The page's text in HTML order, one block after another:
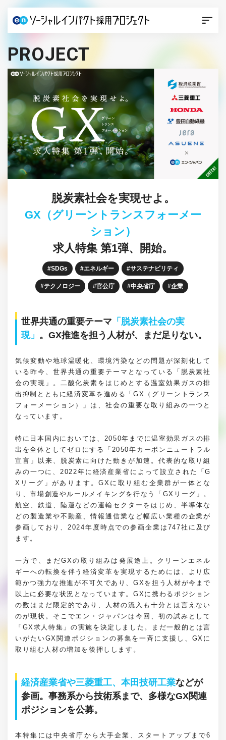
PROJECT
脱炭素社会を実現せよ。
GX（グリーントランスフォーメー
ション）
求人特集 第1弾、開始。
SDGs エネルギー サステナビリティ
テクノロジー 官公庁 中央省庁 企業
世界共通の重要テーマ 「脱炭素社会の実
現」 。GX推進を担う人材が、まだ足りない。
気候変動や地球温暖化、環境汚染などの問題が深刻化して
いる昨今、世界共通の重要テーマとなっている「脱炭素社
会の実現」。二酸化炭素をはじめとする温室効果ガスの排
出抑制とともに経済変革を進める「GX（グリーントランス
フォーメーション）」は、社会の重要な取り組みの一つと
なっています。
特に日本国内においては、2050年までに温室効果ガスの排
出を全体としてゼロにする「2050年カーボンニュートラル
宣言」以来、脱炭素に向けた動きが加速。代表的な取り組
みの一つに、2022年に経済産業省によって設立された「G
Xリーグ」があります。GXに取り組む企業群が一体とな
り、市場創造やルールメイキングを行なう「GXリーグ」。
航空、鉄道、陸運などの運輸セクターをはじめ、半導体な
どの製造業や不動産、情報通信業など幅広い業種の企業が
参画しており、2024年度時点での参画企業は747社に及び
ます。
一方で、まだGXの取り組みは発展途上。クリーンエネル
ギーへの転換を伴う経済変革を実現するためには、より広
範かつ強力な推進が不可欠であり、GXを担う人材が今まで
以上に必要な状況となっています。GXに携わるポジション
の数はまだ限定的であり、人材の流入も十分とは言えない
のが現状。そこでエン・ジャパンは今回、初の試みとして
「GX求人特集」の実施を決定しました。まだ一般的とは言
いがたいGX関連ポジションの募集を一斉に支援し、GXに
取り組む人材の増加を後押しします。
経済産業省や三菱重工、本田技研工業などが
参画。事務系から技術系まで、多様なGX関連
ポジションを公募。
本特集には中央省庁から大手企業、スタートアップまで6